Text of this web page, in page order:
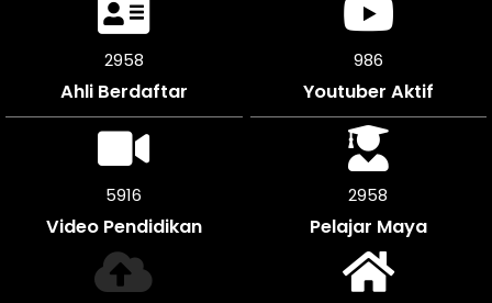
3459
Ahli Berdaftar
1153
Youtuber Aktif
6912
Video Pendidikan
3456
Pelajar Maya